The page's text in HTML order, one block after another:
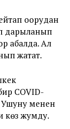
оорудан
дарыланып
абалда. Ал
жатат.
COVID-
Ушуну менен
көз жумду.